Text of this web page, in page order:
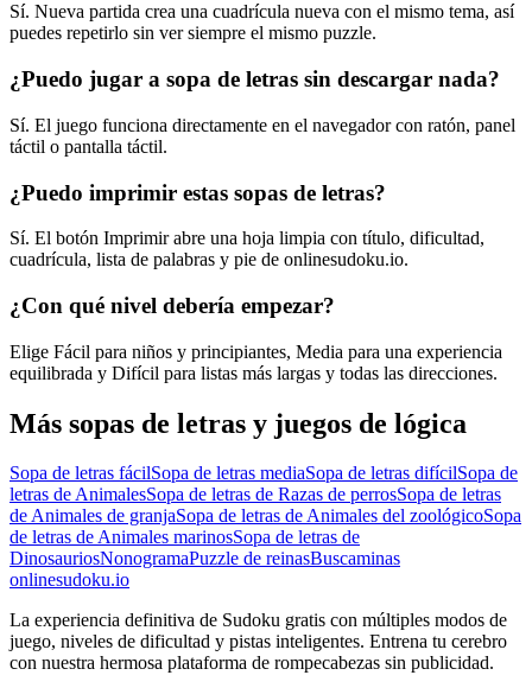
Sí. Nueva partida crea una cuadrícula nueva con el mismo tema, así
puedes repetirlo sin ver siempre el mismo puzzle.
¿Puedo jugar a sopa de letras sin descargar nada?
Sí. El juego funciona directamente en el navegador con ratón, panel
táctil o pantalla táctil.
¿Puedo imprimir estas sopas de letras?
Sí. El botón Imprimir abre una hoja limpia con título, dificultad,
cuadrícula, lista de palabras y pie de onlinesudoku.io.
¿Con qué nivel debería empezar?
Elige Fácil para niños y principiantes, Media para una experiencia
equilibrada y Difícil para listas más largas y todas las direcciones.
Más sopas de letras y juegos de lógica
Sopa de letras fácilSopa de letras mediaSopa de letras difícilSopa de
letras de AnimalesSopa de letras de Razas de perrosSopa de letras
de Animales de granjaSopa de letras de Animales del zoológicoSopa
de letras de Animales marinosSopa de letras de
DinosauriosNonogramaPuzzle de reinasBuscaminas
onlinesudoku.io
La experiencia definitiva de Sudoku gratis con múltiples modos de
juego, niveles de dificultad y pistas inteligentes. Entrena tu cerebro
con nuestra hermosa plataforma de rompecabezas sin publicidad.